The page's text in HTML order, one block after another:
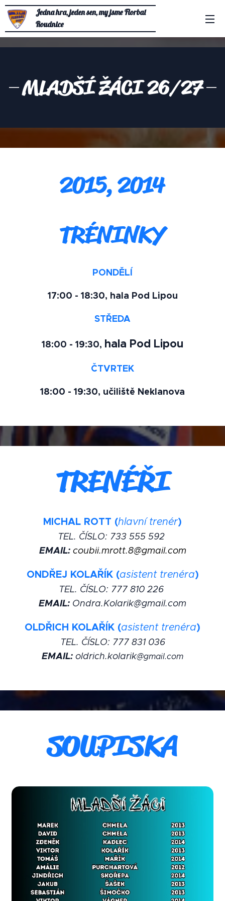
Jedna hra, jeden sen, my jsme Florbal
Roudnice
MLADŠÍ ŽÁCI 26/27
2015, 2014
TRÉNINKY
PONDĚLÍ
17:00 - 18:30, hala Pod Lipou
STŘEDA
18:00 - 19:30, hala Pod Lipou
ČTVRTEK
18:00 - 19:30, učiliště Neklanova
TRENÉŘI
MICHAL ROTT (hlavní trenér)
TEL. ČÍSLO: 733 555 592
EMAIL: coubii.mrott.8@gmail.com
ONDŘEJ KOLAŘÍK (asistent trenéra)
TEL. ČÍSLO: 777 810 226
EMAIL: Ondra.Kolarik@gmail.com
OLDŘICH KOLAŘÍK (asistent trenéra)
TEL. ČÍSLO: 777 831 036
EMAIL: oldrich.kolarik@gmail.com
SOUPISKA